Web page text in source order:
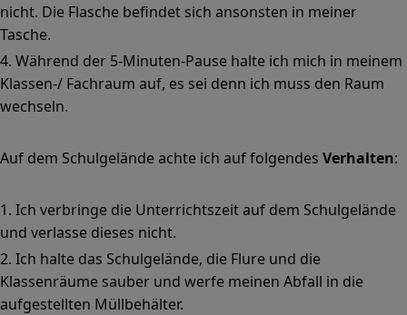
nicht. Die Flasche befindet sich ansonsten in meiner
Tasche.
Während der 5-Minuten-Pause halte ich mich in meinem
Klassen-/ Fachraum auf, es sei denn ich muss den Raum
wechseln.
Auf dem Schulgelände achte ich auf folgendes Verhalten:
Ich verbringe die Unterrichtszeit auf dem Schulgelände
und verlasse dieses nicht.
Ich halte das Schulgelände, die Flure und die
Klassenräume sauber und werfe meinen Abfall in die
aufgestellten Müllbehälter.